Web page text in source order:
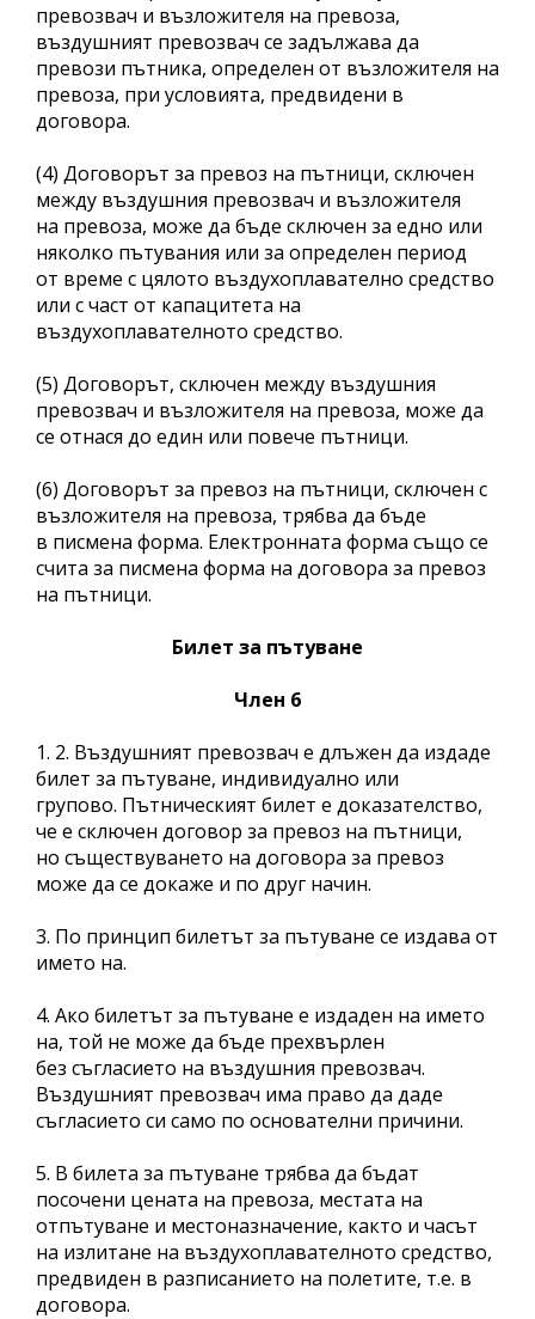
превозвач и възложителя на превоза,
въздушният превозвач се задължава да
превози пътника, определен от възложителя на
превоза, при условията, предвидени в
договора.
(4) Договорът за превоз на пътници, сключен
между въздушния превозвач и възложителя
на превоза, може да бъде сключен за едно или
няколко пътувания или за определен период
от време с цялото въздухоплавателно средство
или с част от капацитета на
въздухоплавателното средство.
(5) Договорът, сключен между въздушния
превозвач и възложителя на превоза, може да
се отнася до един или повече пътници.
(6) Договорът за превоз на пътници, сключен с
възложителя на превоза, трябва да бъде
в писмена форма. Електронната форма също се
счита за писмена форма на договора за превоз
на пътници.
Билет за пътуване
Член 6
1. 2. Въздушният превозвач е длъжен да издаде
билет за пътуване, индивидуално или
групово. Пътническият билет е доказателство,
че е сключен договор за превоз на пътници,
но съществуването на договора за превоз
може да се докаже и по друг начин.
3. По принцип билетът за пътуване се издава от
името на.
4. Ако билетът за пътуване е издаден на името
на, той не може да бъде прехвърлен
без съгласието на въздушния превозвач.
Въздушният превозвач има право да даде
съгласието си само по основателни причини.
5. В билета за пътуване трябва да бъдат
посочени цената на превоза, местата на
отпътуване и местоназначение, както и часът
на излитане на въздухоплавателното средство,
предвиден в разписанието на полетите, т.е. в
договора.